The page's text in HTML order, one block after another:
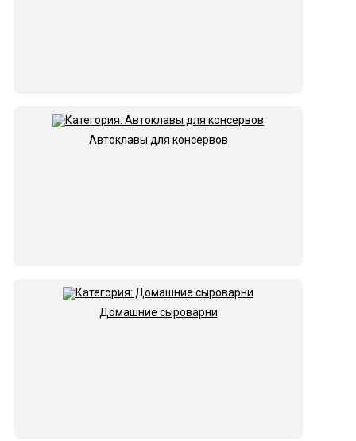
Автоклавы для консервов
Домашние сыроварни